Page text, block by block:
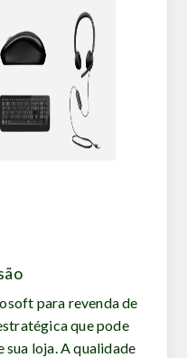
para revenda de
que pode
sua loja. A qualidade